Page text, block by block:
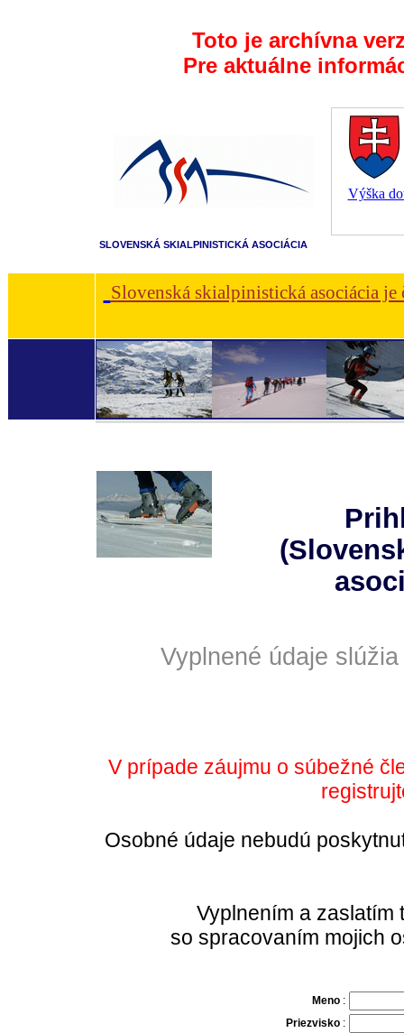
Toto je archívna
Pre aktuálne
Výška
SLOVENSKÁ SKIALPINISTICKÁ ASOCIÁCIA
Slovenská skialpinistická asociácia
Vyplnené údaje
V prípade záujmu o súbežné
Osobné údaje nebudú
Vyplnením a zaslatím
so spracovaním mojich
Meno :
Priezvisko :